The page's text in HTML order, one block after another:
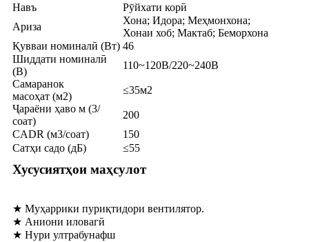
Навъ
Рӯйхати корӣ
Ариза
Хона; Идора; Меҳмонхона;
Хонаи хоб; Мактаб; Беморхона
Қувваи номиналӣ (Вт) 46
Шиддати номиналӣ
(В)
110~120В/220~240В
Самаранок
масоҳат (м2)
≤35м2
Ҷараёни ҳаво м (3/
соат)
200
CADR (м3/соат)
150
Сатҳи садо (дБ)
≤55
Хусусиятҳои маҳсулот
★ Муҳаррики пуриқтидори вентилятор.
★ Аниони иловагӣ
★ Нури ултрабунафш